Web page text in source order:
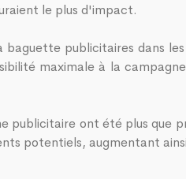
le plus d'impact.
baguette publicitaires dans
maximale à la
publicitaire ont été plus que
potentiels, augmentant